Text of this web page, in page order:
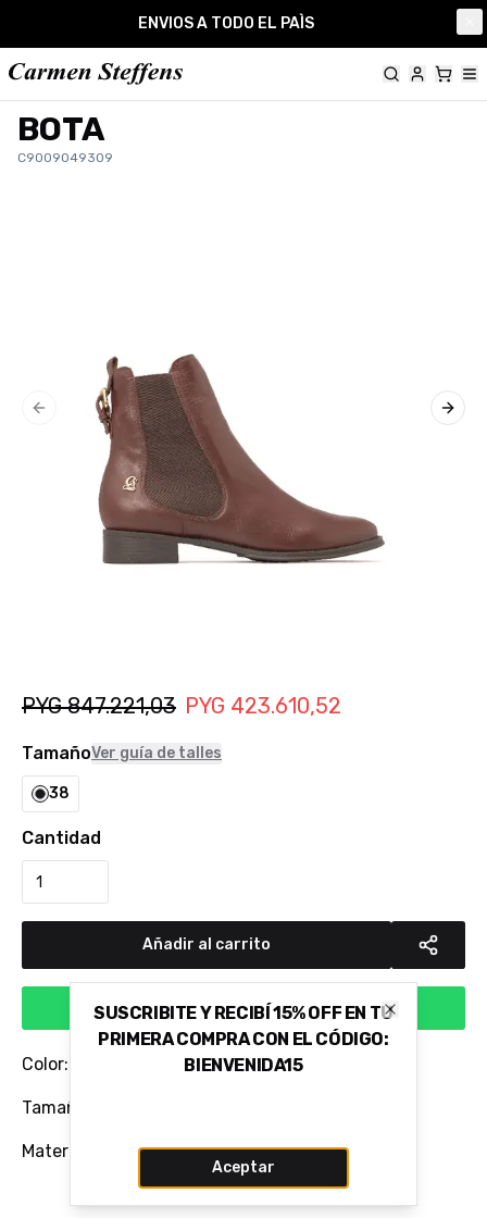
ENVIOS A TODO EL PAÌS
BOTA
C9009049309
Previous slide Next
PYG 847.221,03 PYG 423.610,52
TamañoVer guía de talles
38
Cantidad
Añadir al carrito
Comprar via WhatsApp
Color: MARROM FONDUE
Tamaño del Taco: 2,5 CM
Material: 100% Cuero Vacuno Flor
SUSCRIBITE Y RECIBÍ 15% OFF EN TU
PRIMERA COMPRA CON EL CÓDIGO:
BIENVENIDA15
Aceptar
Close